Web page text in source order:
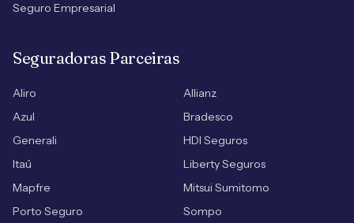
Seguro Empresarial
Seguradoras Parceiras
Aliro
Allianz
Azul
Bradesco
Generali
HDI Seguros
Itaú
Liberty Seguros
Mapfre
Mitsui Sumitomo
Porto Seguro
Sompo